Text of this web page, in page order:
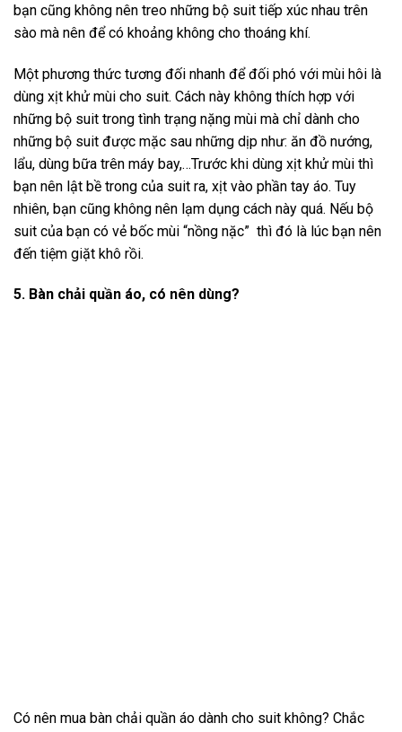
bạn cũng không nên treo những bộ suit tiếp xúc nhau trên
sào mà nên để có khoảng không cho thoáng khí.
Một phương thức tương đối nhanh để đối phó với mùi hôi là
dùng xịt khử mùi cho suit. Cách này không thích hợp với
những bộ suit trong tình trạng nặng mùi mà chỉ dành cho
những bộ suit được mặc sau những dịp như: ăn đồ nướng,
lẩu, dùng bữa trên máy bay,…Trước khi dùng xịt khử mùi thì
bạn nên lật bề trong của suit ra, xịt vào phần tay áo. Tuy
nhiên, bạn cũng không nên lạm dụng cách này quá. Nếu bộ
suit của bạn có vẻ bốc mùi “nồng nặc” thì đó là lúc bạn nên
đến tiệm giặt khô rồi.
5. Bàn chải quần áo, có nên dùng?
Có nên mua bàn chải quần áo dành cho suit không? Chắc